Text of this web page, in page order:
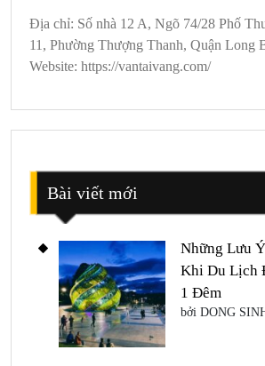
Địa chỉ: Số nhà 12 A, Ngõ 74/28 Phố
11, Phường Thượng Thanh, Quận Long
Website: https://vantaivang.com/
Bài viết mới
Những Lưu
Khi Du Lịch
1 Đêm
bởi DONG